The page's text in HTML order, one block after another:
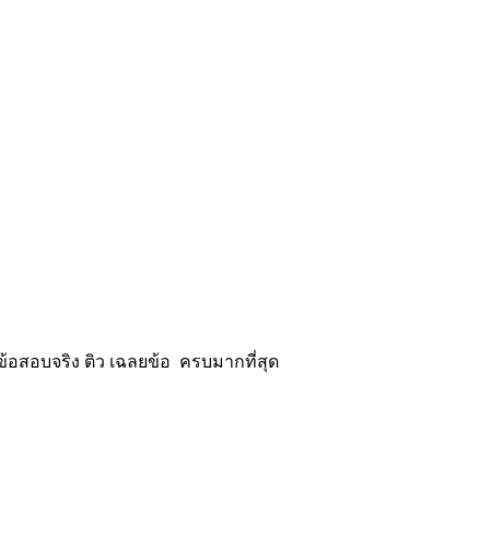
อสอบจริง ติว เฉลยข้อ ครบมากที่สุด